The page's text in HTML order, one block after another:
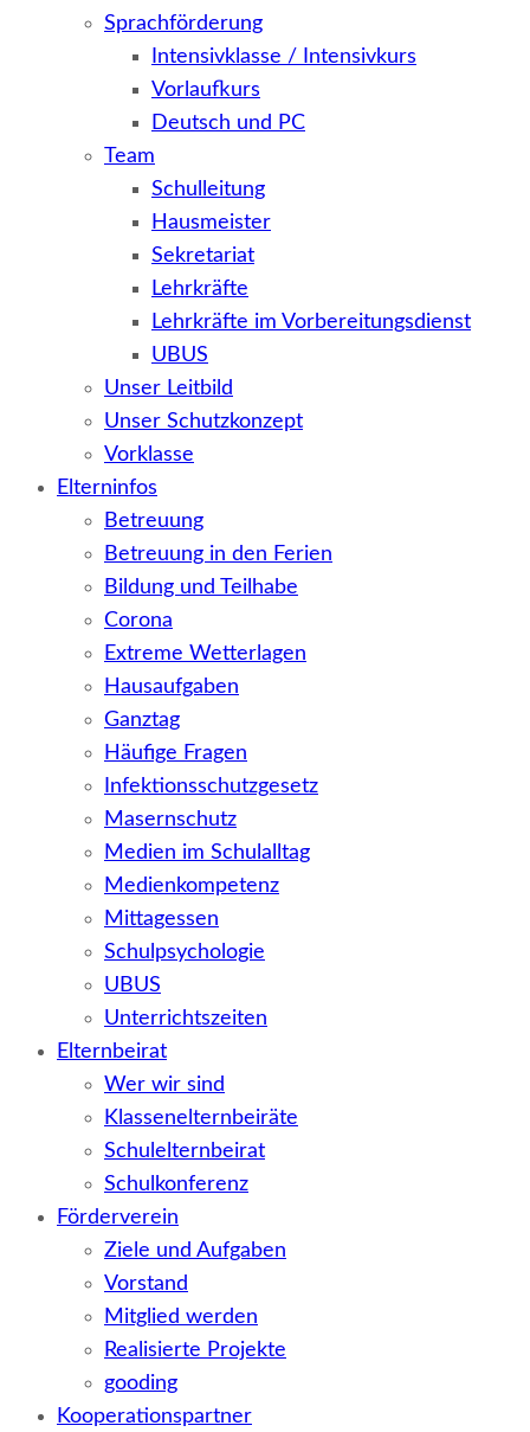
Sprachförderung
Intensivklasse / Intensivkurs
Vorlaufkurs
Deutsch und PC
Team
Schulleitung
Hausmeister
Sekretariat
Lehrkräfte
Lehrkräfte im Vorbereitungsdienst
UBUS
Unser Leitbild
Unser Schutzkonzept
Vorklasse
Elterninfos
Betreuung
Betreuung in den Ferien
Bildung und Teilhabe
Corona
Extreme Wetterlagen
Hausaufgaben
Ganztag
Häufige Fragen
Infektionsschutzgesetz
Masernschutz
Medien im Schulalltag
Medienkompetenz
Mittagessen
Schulpsychologie
UBUS
Unterrichtszeiten
Elternbeirat
Wer wir sind
Klassenelternbeiräte
Schulelternbeirat
Schulkonferenz
Förderverein
Ziele und Aufgaben
Vorstand
Mitglied werden
Realisierte Projekte
gooding
Kooperationspartner